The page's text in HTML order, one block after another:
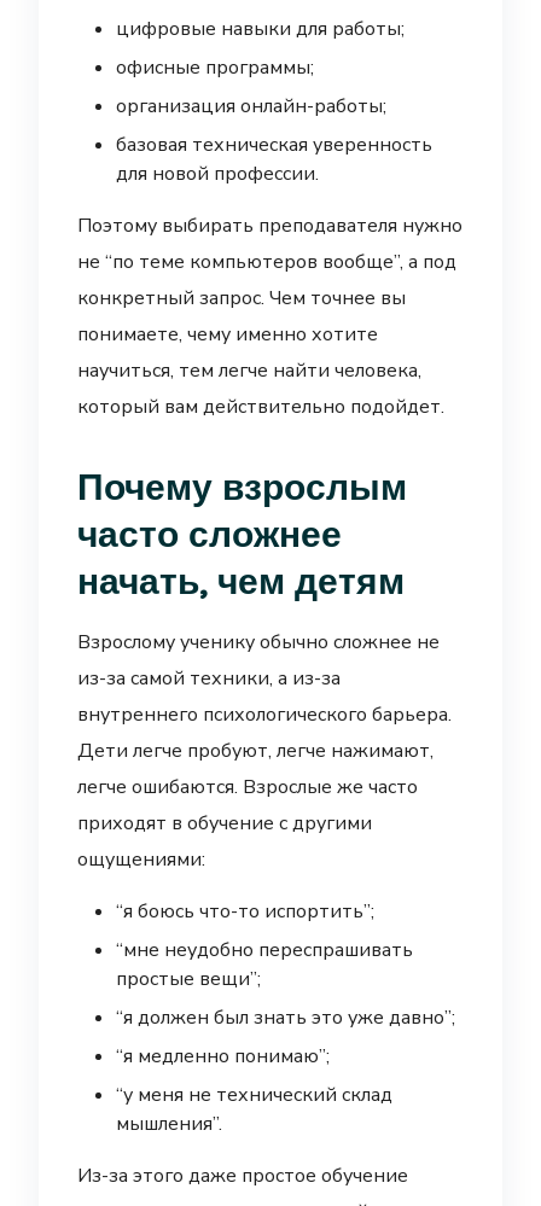
цифровые навыки для работы;
офисные программы;
организация онлайн-работы;
базовая техническая уверенность
для новой профессии.
Поэтому выбирать преподавателя нужно
не “по теме компьютеров вообще”, а под
конкретный запрос. Чем точнее вы
понимаете, чему именно хотите
научиться, тем легче найти человека,
который вам действительно подойдет.
Почему взрослым
часто сложнее
начать, чем детям
Взрослому ученику обычно сложнее не
из-за самой техники, а из-за
внутреннего психологического барьера.
Дети легче пробуют, легче нажимают,
легче ошибаются. Взрослые же часто
приходят в обучение с другими
ощущениями:
“я боюсь что-то испортить”;
“мне неудобно переспрашивать
простые вещи”;
“я должен был знать это уже давно”;
“я медленно понимаю”;
“у меня не технический склад
мышления”.
Из-за этого даже простое обучение